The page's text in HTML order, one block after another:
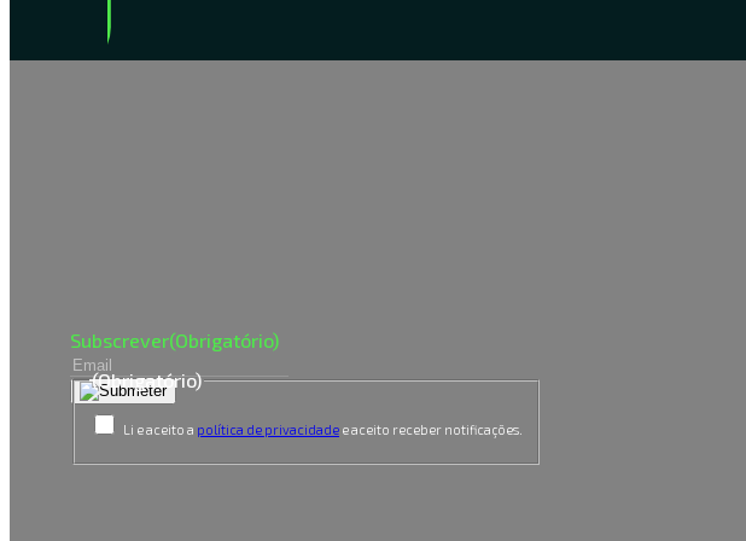
(Obrigatório)
Li e aceito a política de privacidade e aceito receber notificações.
Subscrever(Obrigatório)